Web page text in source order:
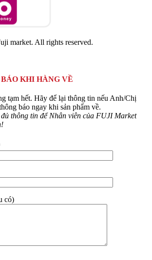
market. All rights reserved.
KHI HÀNG VỀ
tạm hết. Hãy để lại thông tin nếu Anh/Chị
báo ngay khi sản phẩm về.
thông tin để Nhân viên của FUJI Market
có)